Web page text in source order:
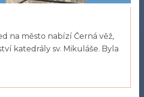
na město nabízí Černá věž,
katedrály sv. Mikuláše. Byla